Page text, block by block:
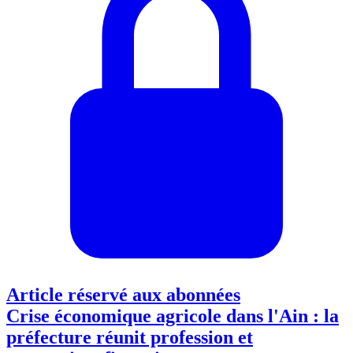
Article réservé aux abonnées
Crise économique agricole dans l'Ain : la
préfecture réunit profession et